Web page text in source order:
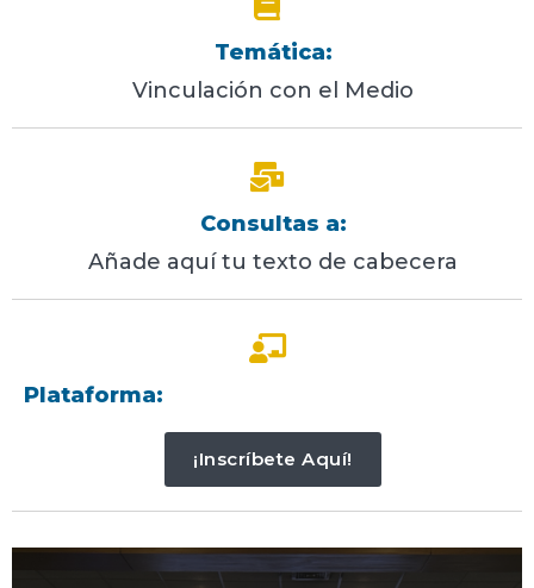
Temática:
Vinculación con el Medio
Consultas a:
Añade aquí tu texto de cabecera
Plataforma:
¡Inscríbete Aquí!